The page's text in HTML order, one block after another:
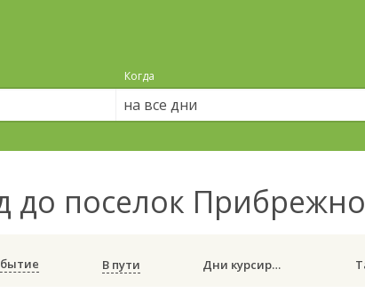
Когда
на все дни
до поселок
В пути Дни курсирования